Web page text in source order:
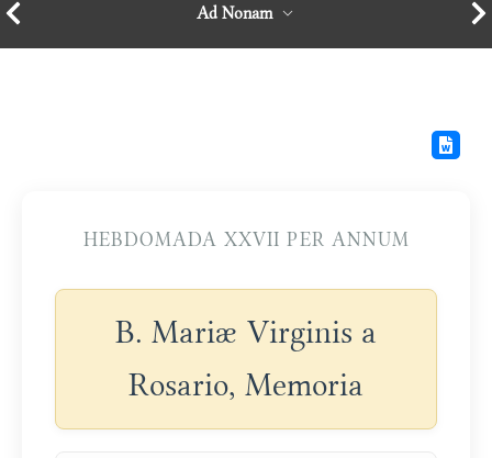
Ad Nonam
HEBDOMADA XXVII PER ANNUM
B. Mariæ Virginis a
Rosario, Memoria